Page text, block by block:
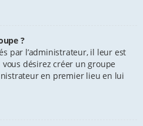
?
par l’administrateur, il leur est
désirez créer un groupe
en premier lieu en lui